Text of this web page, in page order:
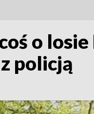
o
policją